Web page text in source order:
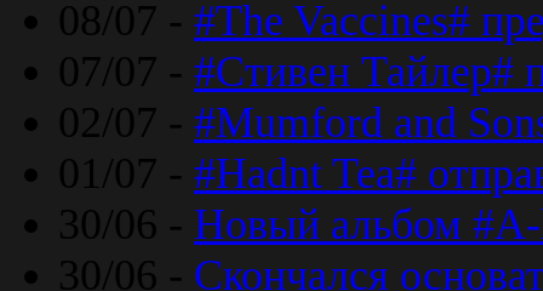
08/07 - #The Vaccines#
07/07 - #Стивен Тайлер#
02/07 - #Mumford and
01/07 - #Hadnt Tea#
30/06 - Новый альбом #A-
30/06 - Скончался